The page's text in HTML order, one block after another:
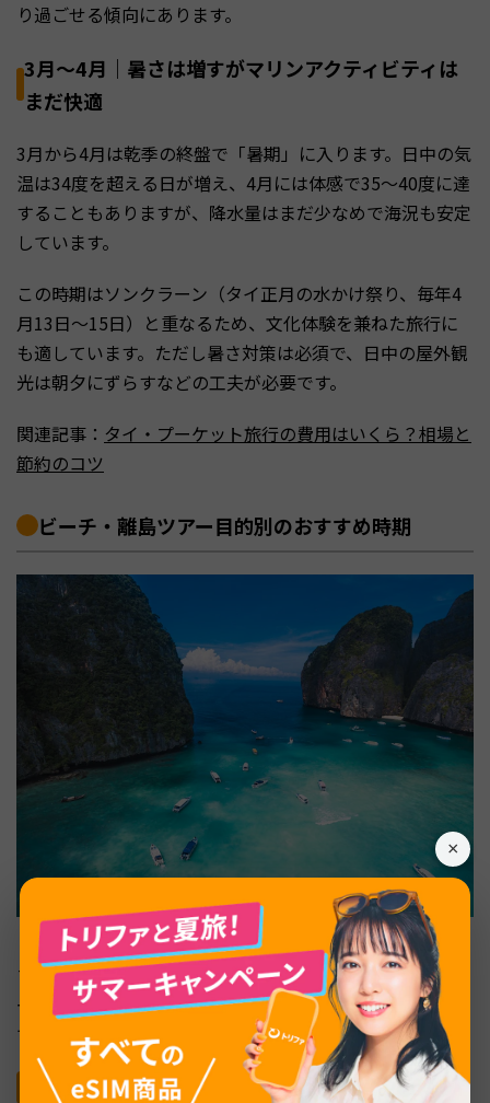
×
り過ごせる傾向にあります。
3月〜4月｜暑さは増すがマリンアクティビティは
まだ快適
3月から4月は乾季の終盤で「暑期」に入ります。日中の気
温は34度を超える日が増え、4月には体感で35〜40度に達
することもありますが、降水量はまだ少なめで海況も安定
しています。
この時期はソンクラーン（タイ正月の水かけ祭り、毎年4
月13日〜15日）と重なるため、文化体験を兼ねた旅行に
も適しています。ただし暑さ対策は必須で、日中の屋外観
光は朝夕にずらすなどの工夫が必要です。
関連記事： タイ・プーケット旅行の費用はいくら？相場と
節約のコツ
ビーチ・離島ツアー目的別のおすすめ時期
プーケット旅行の目玉はなんといってもビーチと離島ツア
ーです。目的別に最適なシーズンが異なるため、計画段階
で押さえておきましょう。
シミラン諸島｜10月15日〜5月15日のみ訪問可能